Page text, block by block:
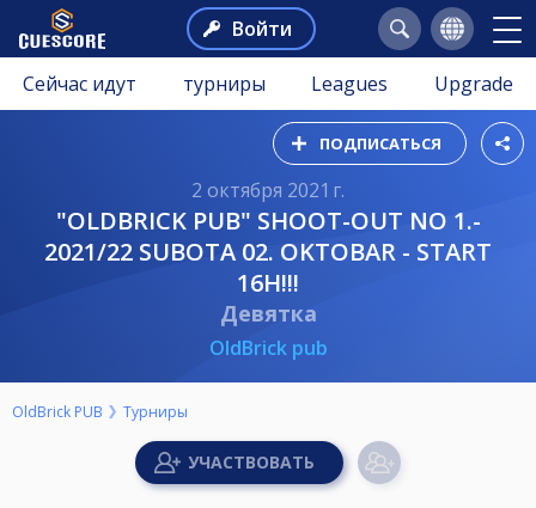
Войти
Сейчас идут турниры Leagues Upgrade
ПОДПИСАТЬСЯ
2 октября 2021 г.
"OLDBRICK PUB" SHOOT-OUT NO 1.-
2021/22 SUBOTA 02. OKTOBAR - START
16H!!!
Девятка
OldBrick pub
OldBrick PUB Турниры